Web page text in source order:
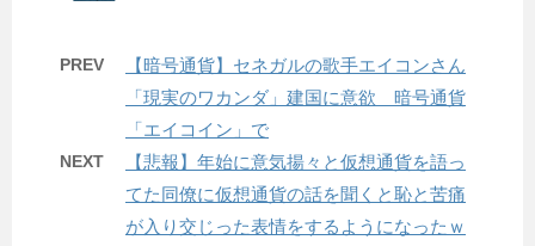
PREV
【暗号通貨】セネガルの歌手エイコンさん
「現実のワカンダ」建国に意欲 暗号通貨
「エイコイン」で
NEXT
【悲報】年始に意気揚々と仮想通貨を語っ
てた同僚に仮想通貨の話を聞くと恥と苦痛
が入り交じった表情をするようになったｗ